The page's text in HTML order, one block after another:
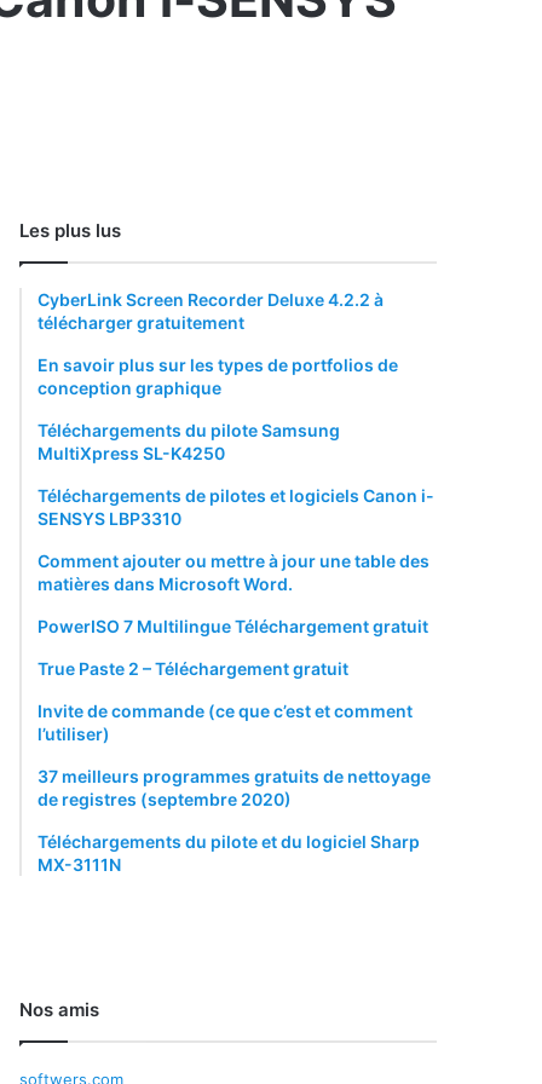
Les plus lus
CyberLink Screen Recorder Deluxe 4.2.2 à
télécharger gratuitement
En savoir plus sur les types de portfolios de
conception graphique
Téléchargements du pilote Samsung
MultiXpress SL-K4250
Téléchargements de pilotes et logiciels Canon i-
SENSYS LBP3310
Comment ajouter ou mettre à jour une table des
matières dans Microsoft Word.
PowerISO 7 Multilingue Téléchargement gratuit
True Paste 2 – Téléchargement gratuit
Invite de commande (ce que c’est et comment
l’utiliser)
37 meilleurs programmes gratuits de nettoyage
de registres (septembre 2020)
Téléchargements du pilote et du logiciel Sharp
MX-3111N
Nos amis
softwers.com